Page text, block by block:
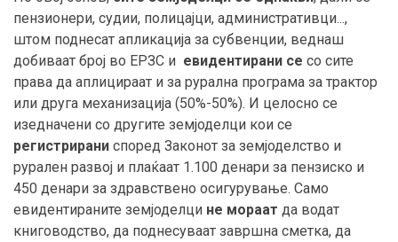
пензионери, судии, полицајци, административци...,
штом поднесат апликација за субвенции, веднаш
добиваат број во ЕРЗС и евидентирани се со сите
права да аплицираат и за рурална програма за трактор
или друга механизација (50%-50%). И целосно се
изедначени со другите земјоделци кои се
регистрирани според Законот за земјоделство и
рурален развој и плаќаат 1.100 денари за пензиско и
450 денари за здравствено осигурување. Само
евидентираните земјоделци не мораат да водат
книговодство, да поднесуваат завршна сметка, да